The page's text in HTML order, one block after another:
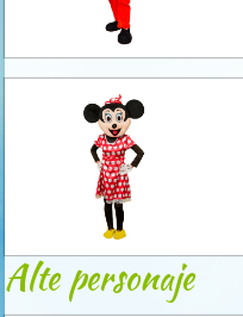
Alte personaje